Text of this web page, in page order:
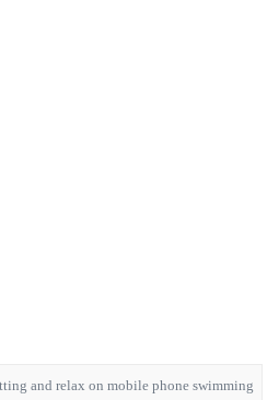
and relax on mobile phone swimming